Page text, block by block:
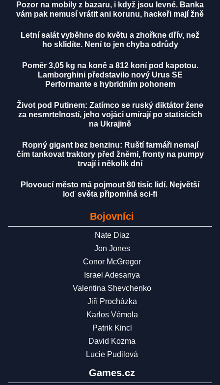
Pozor na mobily z bazaru, i když jsou levné. Banka
vám pak nemusí vrátit ani korunu, hackeři mají žně
Letní salát vyběhne do květu a zhořkne dřív, než
ho sklidíte. Není to jen chyba odrůdy
Poměr 3,05 kg na koně a 812 koní pod kapotou.
Lamborghini představilo nový Urus SE
Performante s hybridním pohonem
Život pod Putinem: Zatímco se ruský diktátor žene
za nesmrtelností, jeho vojáci umírají po statisících
na Ukrajině
Ropný gigant bez benzinu: Ruští farmáři nemají
čím tankovat traktory před žněmi, fronty na pumpy
trvají i několik dní
Plovoucí město má pojmout 80 tisíc lidí. Největší
loď světa připomíná sci-fi
Bojovníci
Nate Diaz
Jon Jones
Conor McGregor
Israel Adesanya
Valentina Shevchenko
Jiří Procházka
Karlos Vémola
Patrik Kincl
David Kozma
Lucie Pudilová
Games.cz